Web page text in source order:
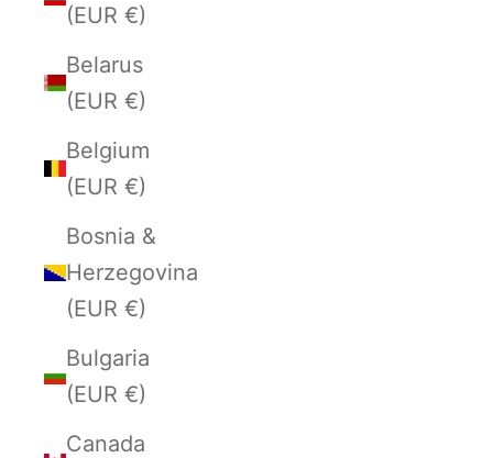
(EUR €)
Belarus
(EUR €)
Belgium
(EUR €)
Bosnia &
Herzegovina
(EUR €)
Bulgaria
(EUR €)
Canada